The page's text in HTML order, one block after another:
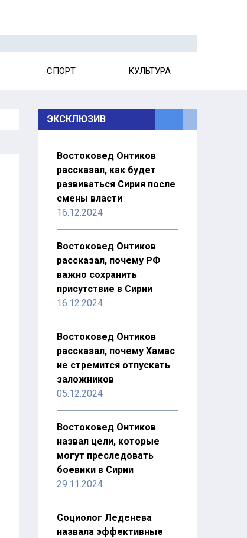
СПОРТ КУЛЬТУРА
ЭКСКЛЮЗИВ
Востоковед Онтиков
рассказал, как будет
развиваться Сирия после
смены власти
16.12.2024
Востоковед Онтиков
рассказал, почему РФ
важно сохранить
присутствие в Сирии
16.12.2024
Востоковед Онтиков
рассказал, почему Хамас
не стремится отпускать
заложников
05.12.2024
Востоковед Онтиков
назвал цели, которые
могут преследовать
боевики в Сирии
29.11.2024
Социолог Леденева
назвала эффективные